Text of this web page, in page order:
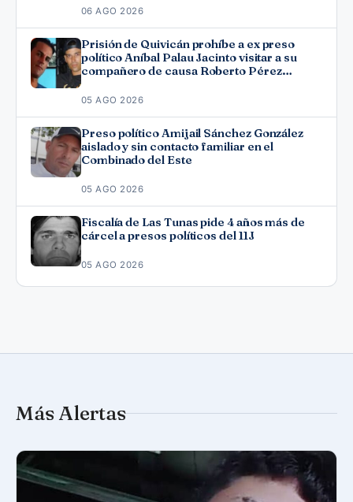
06 AGO 2026
Prisión de Quivicán prohíbe a ex preso
político Aníbal Palau Jacinto visitar a su
compañero de causa Roberto Pérez
05 AGO 2026
Preso político Amijail Sánchez González
aislado y sin contacto familiar en el
Combinado del Este
05 AGO 2026
Fiscalía de Las Tunas pide 4 años más de
cárcel a presos políticos del 11J
05 AGO 2026
Más Alertas